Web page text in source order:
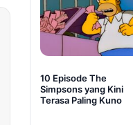
10 Episode The
Simpsons yang Kini
Terasa Paling Kuno